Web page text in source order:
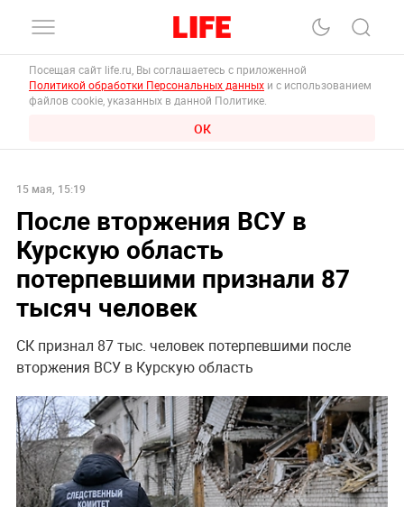
Посещая сайт life.ru, Вы соглашаетесь с приложенной
Политикой обработки Персональных данных и с использованием
файлов cookie, указанных в данной Политике.
ОК
15 мая, 15:19
После вторжения ВСУ в
Курскую область
потерпевшими признали 87
тысяч человек
СК признал 87 тыс. человек потерпевшими после
вторжения ВСУ в Курскую область